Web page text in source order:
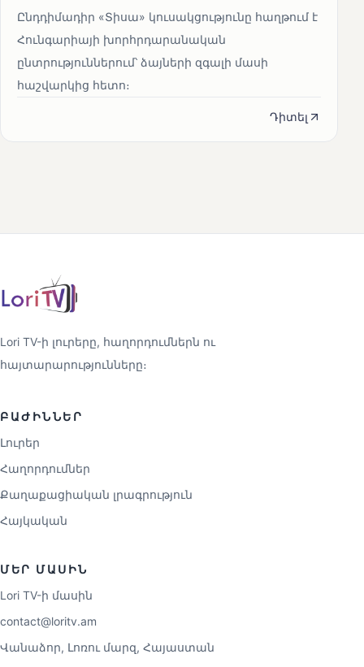
Ընդդիմադիր «Տիսա» կուսակցությունը հաղթում է
Հունգարիայի խորհրդարանական
ընտրություններում՝ ձայների զգալի մասի
հաշվարկից հետո։
Դիտել
Lori TV-ի լուրերը, հաղորդումներն ու
հայտարարությունները։
ԲԱԺԻՆՆԵՐ
Լուրեր
Հաղորդումներ
Քաղաքացիական լրագրություն
Հայկական
ՄԵՐ ՄԱՍԻՆ
Lori TV-ի մասին
contact@loritv.am
Վանաձոր, Լոռու մարզ, Հայաստան